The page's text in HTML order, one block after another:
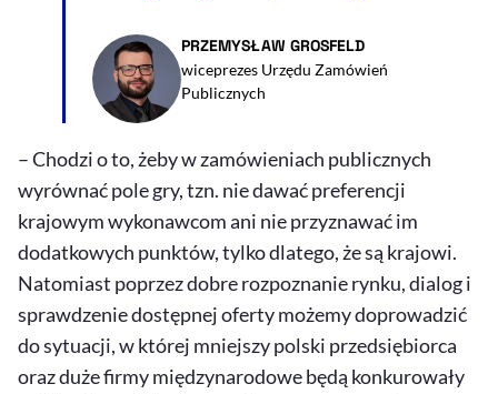
PRZEMYSŁAW GROSFELD
wiceprezes Urzędu Zamówień
Publicznych
– Chodzi o to, żeby w zamówieniach publicznych
wyrównać pole gry, tzn. nie dawać preferencji
krajowym wykonawcom ani nie przyznawać im
dodatkowych punktów, tylko dlatego, że są krajowi.
Natomiast poprzez dobre rozpoznanie rynku, dialog i
sprawdzenie dostępnej oferty możemy doprowadzić
do sytuacji, w której mniejszy polski przedsiębiorca
oraz duże firmy międzynarodowe będą konkurowały